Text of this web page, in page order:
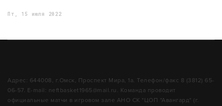
Пт, 15 июля 2022
Адрес: 644008, г.Омск, Проспект Мира, 1а. Телефон/факс 8 (3812) 65-
06-57. E-mail: neftbasket1965@mail.ru. Команда проводит
официальные матчи в игровом зале АНО СК "ЦОП "Авангард" (г.